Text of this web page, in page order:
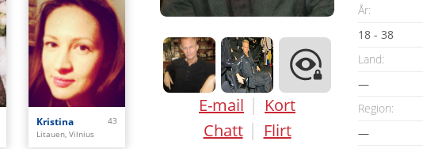
Kristina
43
Litauen, Vilnius
E-mail | Kort
Chatt| Flirt
År:
18 - 38
Land:
—
Region:
—